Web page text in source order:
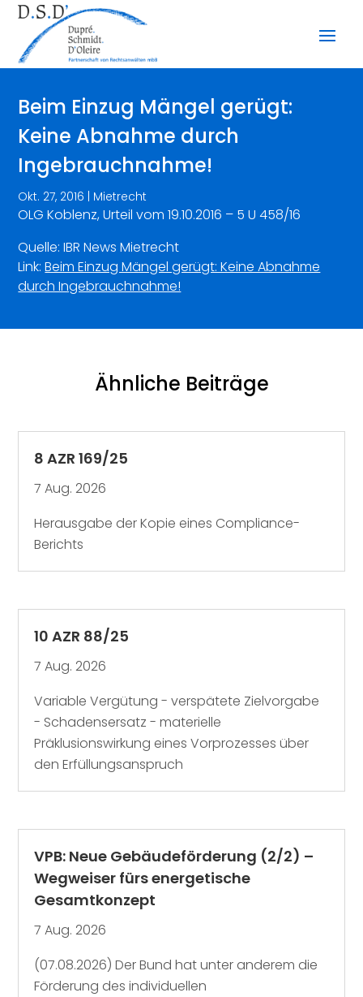
Beim Einzug Mängel gerügt:
Keine Abnahme durch
Ingebrauchnahme!
Okt. 27, 2016 | Mietrecht
OLG Koblenz, Urteil vom 19.10.2016 – 5 U 458/16
Quelle: IBR News Mietrecht
Link:Beim Einzug Mängel gerügt: Keine Abnahme
durch Ingebrauchnahme!
Ähnliche Beiträge
8 AZR 169/25
7 Aug. 2026
Herausgabe der Kopie eines Compliance-
Berichts
10 AZR 88/25
7 Aug. 2026
Variable Vergütung - verspätete Zielvorgabe
- Schadensersatz - materielle
Präklusionswirkung eines Vorprozesses über
den Erfüllungsanspruch
VPB: Neue Gebäudeförderung (2/2) –
Wegweiser fürs energetische
Gesamtkonzept
7 Aug. 2026
(07.08.2026) Der Bund hat unter anderem die
Förderung des individuellen